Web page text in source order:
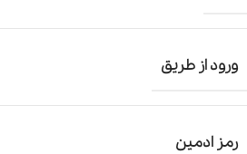
ورود از طریق
رمز ادمین